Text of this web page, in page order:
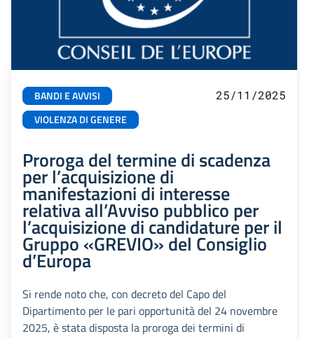
BANDI E AVVISI
VIOLENZA DI GENERE
25/11/2025
Proroga del termine di scadenza
per l’acquisizione di
manifestazioni di interesse
relativa all’Avviso pubblico per
l’acquisizione di candidature per il
Gruppo «GREVIO» del Consiglio
d’Europa
Si rende noto che, con decreto del Capo del
Dipartimento per le pari opportunità del 24 novembre
2025, è stata disposta la proroga dei termini di